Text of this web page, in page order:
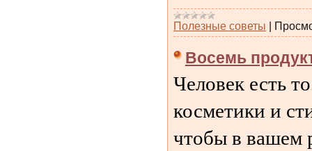
Полезные советы |
Восемь
Человек есть
косметики и
чтобы в вашем